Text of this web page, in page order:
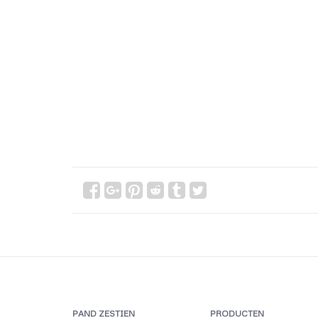
PAND ZESTIEN PRODUCTEN